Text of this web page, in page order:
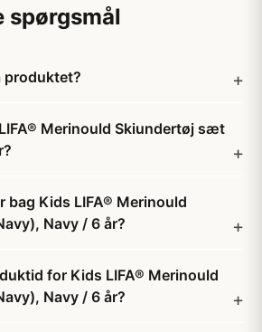
spørgsmål
produktet?
Merinould Skiundertøj sæt
Kids LIFA® Merinould
Navy / 6 år?
for Kids LIFA® Merinould
Navy / 6 år?